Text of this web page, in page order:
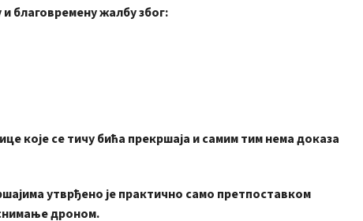
благовремену жалбу због:
се тичу бића прекршаја и самим тим нема доказа
утврђено је практично само претпоставком
дроном.